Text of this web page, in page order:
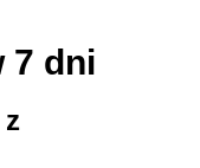
7 dni